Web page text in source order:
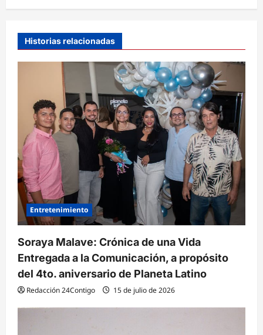
c
ó
n
n
t
r
a
d
a
s
Historias relacionadas
Entretenimiento
Soraya Malave: Crónica de una Vida
Entregada a la Comunicación, a propósito
del 4to. aniversario de Planeta Latino
Redacción 24Contigo 15 de julio de 2026